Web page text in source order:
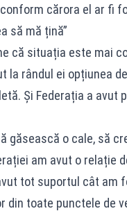
conform cărora el ar fi
să mă țină”
că situația este mai
la rândul ei opțiunea
Și Federația a avut
găsească o cale, să
am avut o relație
tot suportul cât am
din toate punctele de